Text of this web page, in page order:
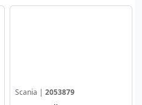
Scania | 2053879